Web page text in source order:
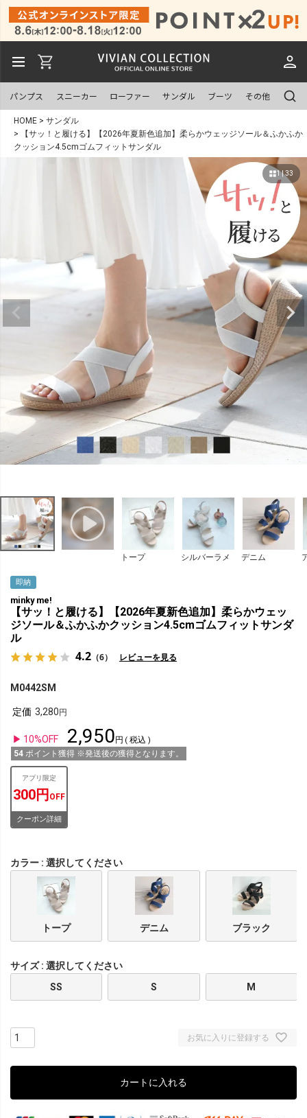
パンプス スニーカー ローファー サンダル ブーツ その他
HOME
サンダル
【サッ！と履ける】【2026年夏新色追加】柔らかウェッジソール＆ふかふか
クッション4.5cmゴムフィットサンダル
1 | 33
トープ シルバーラメ デニム
即納
minky me!
【サッ！と履ける】【2026年夏新色追加】柔らかウェッ
ジソール＆ふかふかクッション4.5cmゴムフィットサンダ
ル
4.2 （6） レビューを見る
M0442SM
定価 3,280
10%OFF 2,950
税込
54 ポイント獲得 ※発送後の獲得となります。
アプリ限定
300円 OFF
クーポン詳細
カラー 選択してください
トープ デニム ブラック
サイズ
選択してください
SS
S M
お気に入りに登録する
カートに入れる